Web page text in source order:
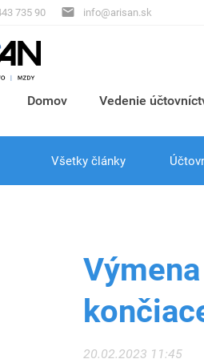
735 90  info@arisan.sk
Domov Vedenie
Všetky články
20.02.2023 11:45